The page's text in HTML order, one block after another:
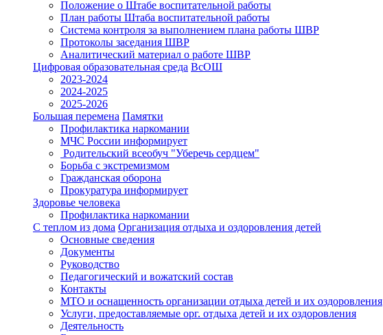
Положение о Штабе воспитательной работы
План работы Штаба воспитательной работы
Система контроля за выполнением плана работы ШВР
Протоколы заседания ШВР
Аналитический материал о работе ШВР
Цифровая образовательная среда ВсОШ
2023-2024
2024-2025
2025-2026
Большая перемена Памятки
Профилактика наркомании
МЧС России информирует
Родительский всеобуч "Уберечь сердцем"
Борьба с экстремизмом
Гражданская оборона
Прокуратура информирует
Здоровье человека
Профилактика наркомании
С теплом из дома Организация отдыха и оздоровления детей
Основные сведения
Документы
Руководство
Педагогический и вожатский состав
Контакты
МТО и оснащенность организации отдыха детей и их оздоровления
Услуги, предоставляемые орг. отдыха детей и их оздоровления
Деятельность